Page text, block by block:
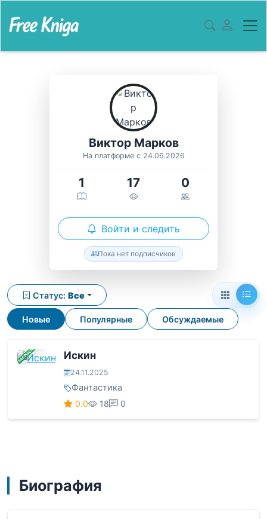
Виктор Марков
На платформе с 24.06.2026
1 17 0
Войти и следить
Пока нет подписчиков
Новые Популярные Обсуждаемые
Статус: Все
ЗАВЕРШЕНА Искин
24.11.2025
Фантастика
0.0 18 0
Биография